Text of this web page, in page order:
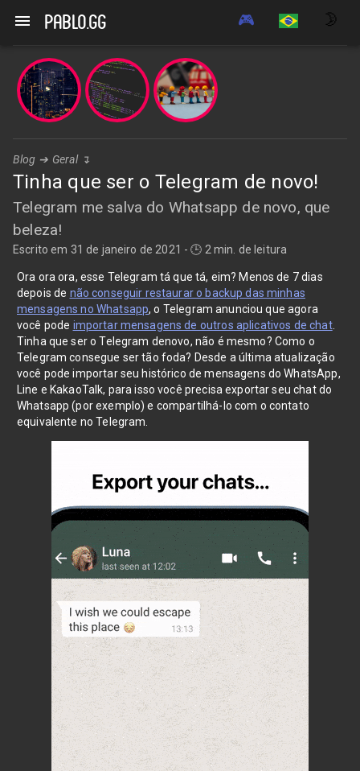
pablo.gg 🎮 🌛
Blog ➔ Geral↴
Tinha que ser o Telegram de novo!
Telegram me salva do Whatsapp de novo, que
beleza!
Escrito em 31 de janeiro de 2021 -🕒 2 min. de leitura
Ora ora ora, esse Telegram tá que tá, eim? Menos de 7 dias
depois de não conseguir restaurar o backup das minhas
mensagens no Whatsapp, o Telegram anunciou que agora
você pode importar mensagens de outros aplicativos de chat.
Tinha que ser o Telegram denovo, não é mesmo? Como o
Telegram consegue ser tão foda? Desde a última atualização
você pode importar seu histórico de mensagens do WhatsApp,
Line e KakaoTalk, para isso você precisa exportar seu chat do
Whatsapp (por exemplo) e compartilhá-lo com o contato
equivalente no Telegram.